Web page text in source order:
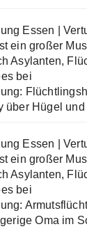
Essen |
ein großer
Asylanten,
bei
über Hügel und
Essen |
ein großer
Asylanten,
bei
Oma im